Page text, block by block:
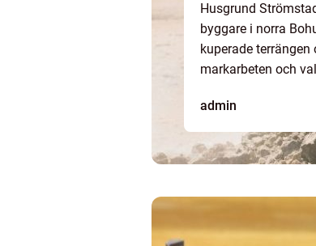
Husgrund
byggare i norra
kuperade
markarbeten och
admin